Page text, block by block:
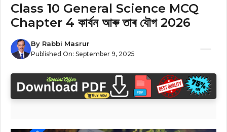
Class 10 General Science MCQ
Chapter 4 কাৰ্বন আৰু তাৰ যৌগ 2026
By Rabbi Masrur
Published On: September 9, 2025